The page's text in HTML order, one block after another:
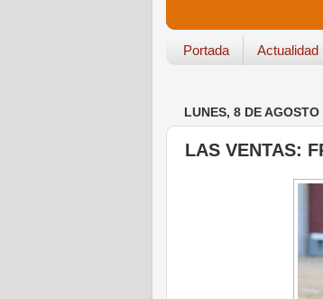
Portada Actualidad
LUNES, 8 DE AGOSTO
LAS VENTAS: